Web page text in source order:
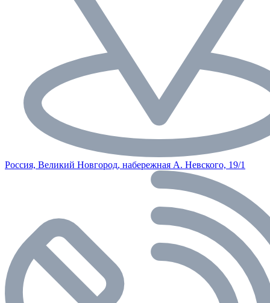
Россия, Великий Новгород, набережная А. Невского, 19/1